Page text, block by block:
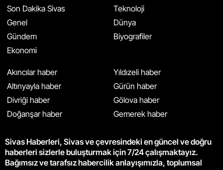
Son Dakika Sivas
Genel
Gündem
Ekonomi
Teknoloji
Dünya
Biyografiler
Akıncılar haber
Altınyayla haber
Divriği haber
Doğanşar haber
Yıldızeli haber
Gürün haber
Gölova haber
Gemerek haber
Sivas Haberleri, Sivas ve çevresindeki en güncel ve doğru
haberleri sizlerle buluşturmak için 7/24 çalışmaktayız.
Bağımsız ve tarafsız habercilik anlayışımızla, toplumsal